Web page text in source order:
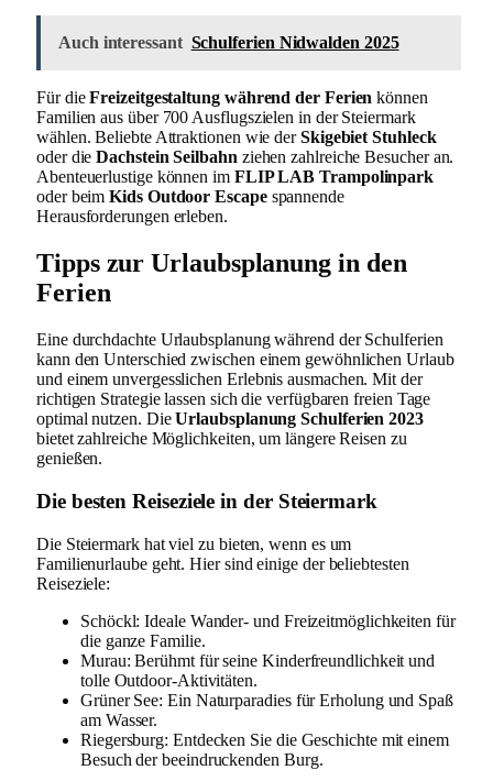
Auch interessant Schulferien Nidwalden 2025
Für dieFreizeitgestaltung während der Ferien können
Familien aus über 700 Ausflugszielen in der Steiermark
wählen. Beliebte Attraktionen wie derSkigebiet Stuhleck
oder dieDachstein Seilbahn ziehen zahlreiche Besucher an.
Abenteuerlustige können im FLIP LAB Trampolinpark
oder beimKids Outdoor Escapespannende
Herausforderungen erleben.
Tipps zur Urlaubsplanung in den
Ferien
Eine durchdachte Urlaubsplanung während der Schulferien
kann den Unterschied zwischen einem gewöhnlichen Urlaub
und einem unvergesslichen Erlebnis ausmachen. Mit der
richtigen Strategie lassen sich die verfügbaren freien Tage
optimal nutzen. DieUrlaubsplanung Schulferien 2023
bietet zahlreiche Möglichkeiten, um längere Reisen zu
genießen.
Die besten Reiseziele in der Steiermark
Die Steiermark hat viel zu bieten, wenn es um
Familienurlaube geht. Hier sind einige der beliebtesten
Reiseziele:
Schöckl: Ideale Wander- und Freizeitmöglichkeiten für
die ganze Familie.
Murau: Berühmt für seine Kinderfreundlichkeit und
tolle Outdoor-Aktivitäten.
Grüner See: Ein Naturparadies für Erholung und Spaß
am Wasser.
Riegersburg: Entdecken Sie die Geschichte mit einem
Besuch der beeindruckenden Burg.